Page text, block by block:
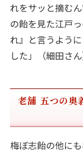
れをサッと摘む
の飴を見た江戸
れ』と言うよう
した」（細田さん
老舗 五つの奥
梅ぼ志飴の他に